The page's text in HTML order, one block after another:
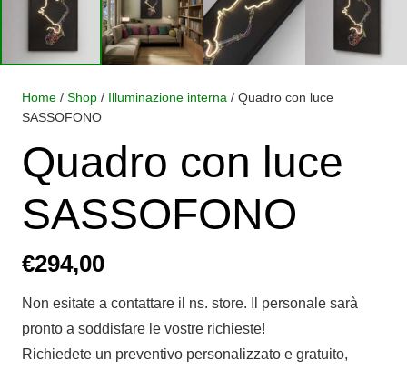
Home / Shop / Illuminazione interna / Quadro con luce
SASSOFONO
Quadro con luce
SASSOFONO
€294,00
Non esitate a contattare il ns. store. Il personale sarà
pronto a soddisfare le vostre richieste!
Richiedete un preventivo personalizzato e gratuito,